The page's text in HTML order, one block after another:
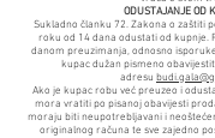
ODUSTAJANJE OD
Sukladno članku 72. Zakona o zaštiti
roku od 14 dana odustati od kupnje.
danom preuzimanja, odnosno
kupac dužan pismeno
adresu
Ako je kupac robu već preuzeo i
mora vratiti po pisanoj obavijesti
moraju biti neupotrebljavani i
originalnog računa te sve zajedno